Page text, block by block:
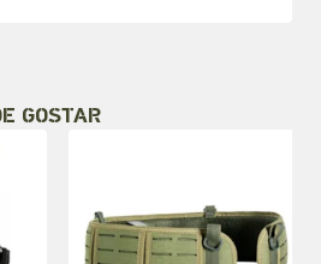
GOSTAR